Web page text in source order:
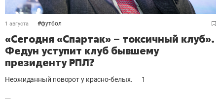
1 августа #футбол
«Сегодня «Спартак» – токсичный клуб».
Федун уступит клуб бывшему
президенту РПЛ?
Неожиданный поворот у красно-белых. 1